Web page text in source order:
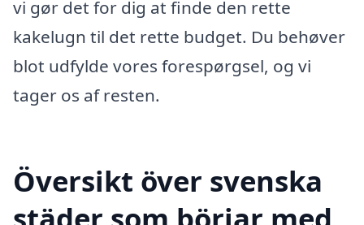
vi gør det for dig at finde den rette
kakelugn til det rette budget. Du behøver
blot udfylde vores forespørgsel, og vi
tager os af resten.
Översikt över svenska